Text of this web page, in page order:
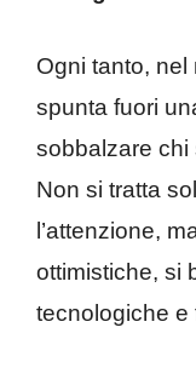
Ogni tanto, nel
spunta fuori
sobbalzare chi
Non si tratta
l’attenzione,
ottimistiche, si
tecnologiche e